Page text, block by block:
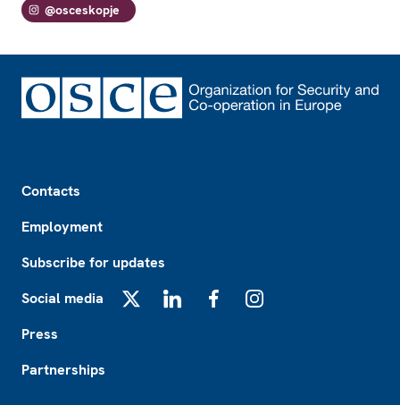
@osceskopje
Contacts
Employment
Subscribe for updates
Social media
Press
Partnerships